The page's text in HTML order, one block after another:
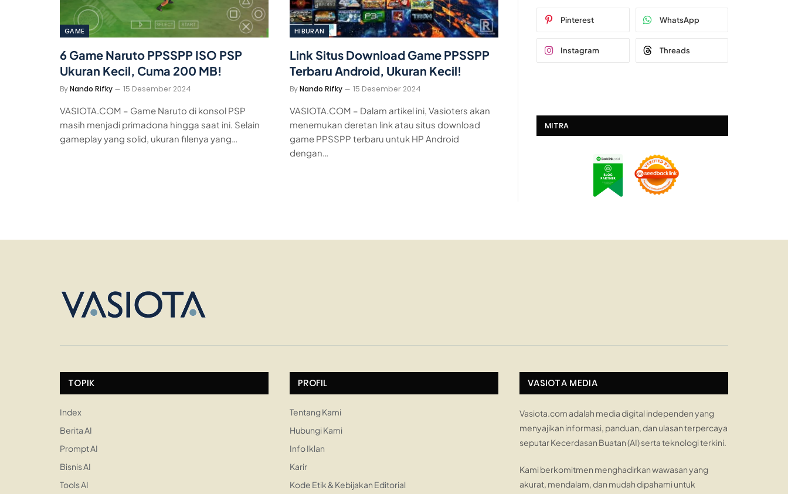
GAME
6 Game Naruto PPSSPP ISO PSP
Ukuran Kecil, Cuma 200 MB!
ByNando Rifky 15 Desember 2024
VASIOTA.COM – Game Naruto di konsol PSP
masih menjadi primadona hingga saat ini. Selain
gameplay yang solid, ukuran filenya yang…
HIBURAN
Link Situs Download Game PPSSPP
Terbaru Android, Ukuran Kecil!
ByNando Rifky 15 Desember 2024
VASIOTA.COM – Dalam artikel ini, Vasioters akan
menemukan deretan link atau situs download
game PPSSPP terbaru untuk HP Android
dengan…
Pinterest WhatsApp
Instagram Threads
MITRA
TOPIK
Index
Berita AI
Prompt AI
Bisnis AI
Tools AI
PROFIL
Tentang Kami
Hubungi Kami
Info Iklan
Karir
Kode Etik & Kebijakan Editorial
VASIOTA MEDIA
Vasiota.com adalah media digital independen yang
menyajikan informasi, panduan, dan ulasan terpercaya
seputar Kecerdasan Buatan (AI) serta teknologi terkini.
Kami berkomitmen menghadirkan wawasan yang
akurat, mendalam, dan mudah dipahami untuk